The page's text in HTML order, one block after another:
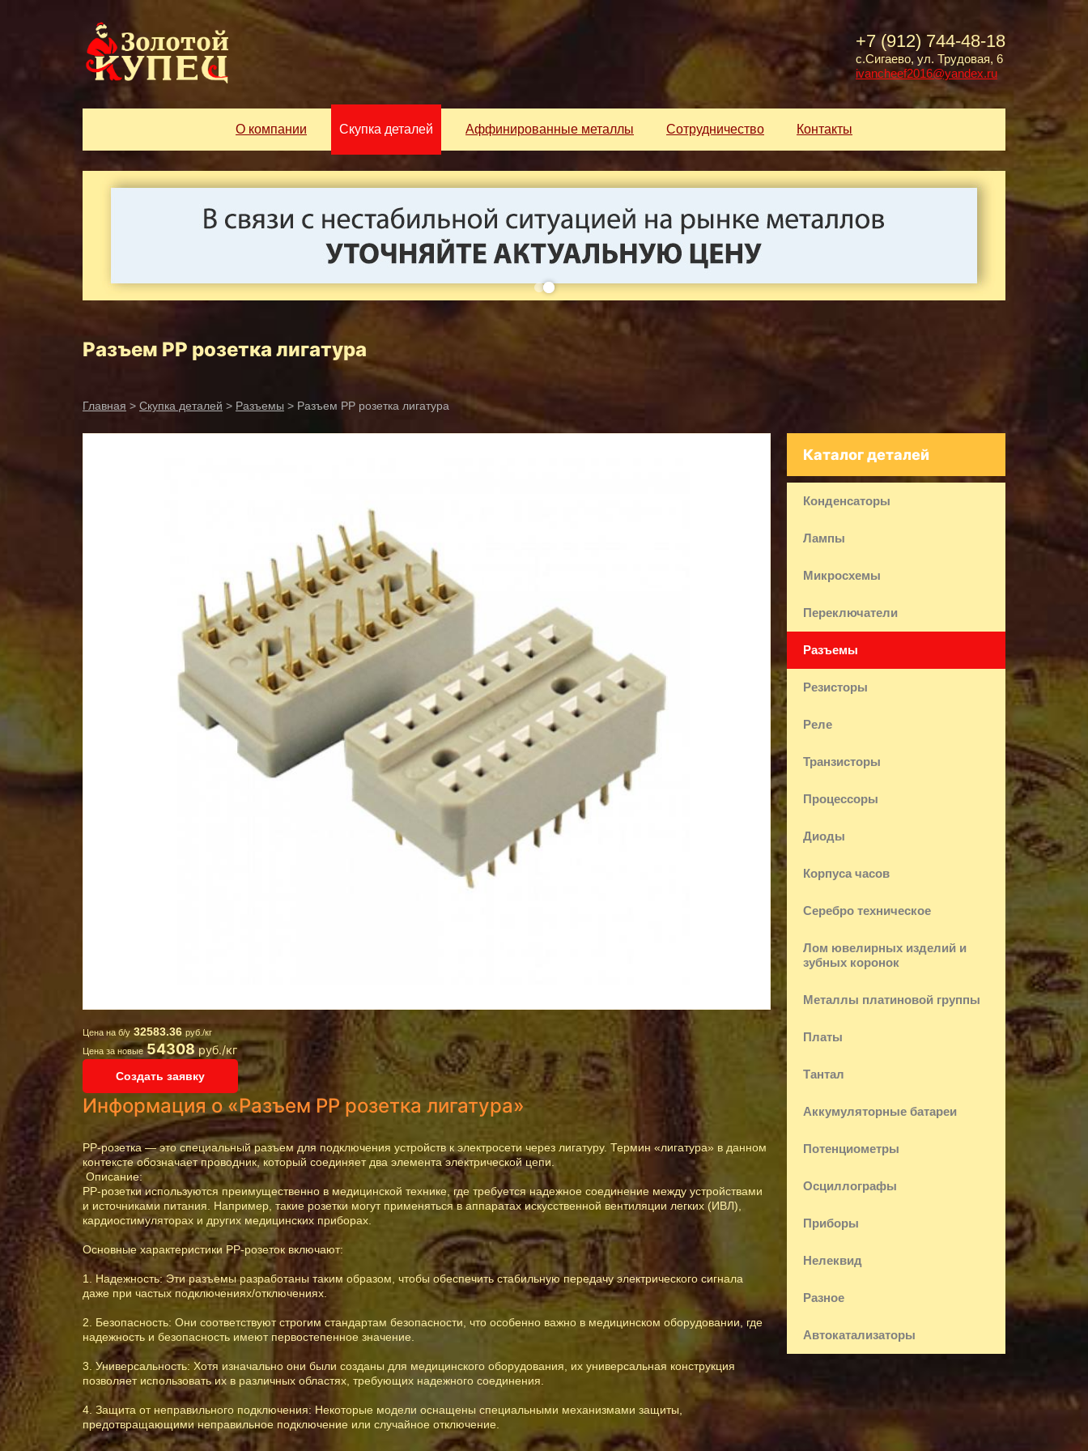
+7 (912) 744-48-18
с.Сигаево, ул. Трудовая, 6
ivancheef2016@yandex.ru
О компании Скупка деталей Аффинированные металлы Сотрудничество Контакты
Разъем РР розетка лигатура
Главная > Скупка деталей > Разъемы > Разъем РР розетка лигатура
Цена на б/у 32583.36руб./кг
Цена за новые 54308руб./кг
Создать заявку
Информация о «Разъем РР розетка лигатура»
PP-розетка — это специальный разъем для подключения устройств к электросети через лигатуру. Термин «лигатура» в данном
контексте обозначает проводник, который соединяет два элемента электрической цепи.
Описание:
PP-розетки используются преимущественно в медицинской технике, где требуется надежное соединение между устройствами
и источниками питания. Например, такие розетки могут применяться в аппаратах искусственной вентиляции легких (ИВЛ),
кардиостимуляторах и других медицинских приборах.
Основные характеристики PP-розеток включают:
1. Надежность: Эти разъемы разработаны таким образом, чтобы обеспечить стабильную передачу электрического сигнала
даже при частых подключениях/отключениях.
2. Безопасность: Они соответствуют строгим стандартам безопасности, что особенно важно в медицинском оборудовании, где
надежность и безопасность имеют первостепенное значение.
3. Универсальность: Хотя изначально они были созданы для медицинского оборудования, их универсальная конструкция
позволяет использовать их в различных областях, требующих надежного соединения.
4. Защита от неправильного подключения: Некоторые модели оснащены специальными механизмами защиты,
предотвращающими неправильное подключение или случайное отключение.
Каталог деталей
Конденсаторы
Лампы
Микросхемы
Переключатели
Разъемы
Резисторы
Реле
Транзисторы
Процессоры
Диоды
Корпуса часов
Серебро техническое
Лом ювелирных изделий и
зубных коронок
Металлы платиновой группы
Платы
Тантал
Аккумуляторные батареи
Потенциометры
Осциллографы
Приборы
Нелеквид
Разное
Автокатализаторы